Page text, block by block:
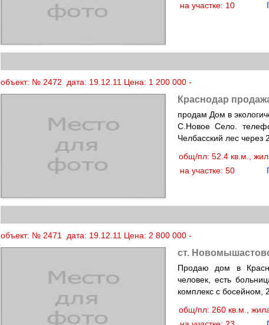
на участке: 10
объект: № 2472 дата: 19.12.11 Цена: 1 200 000 -
Краснодар
продам Дом в
С.Новое Село.
Челбасский лес через
общ/пл: 52.4 кв.м.,
на участке: 50
объект: № 2471 дата: 19.12.11 Цена: 2 800 000 -
ст.
Продаю дом в
человек, есть
комплекс с босейном,
общ/пл: 260 кв.м.,